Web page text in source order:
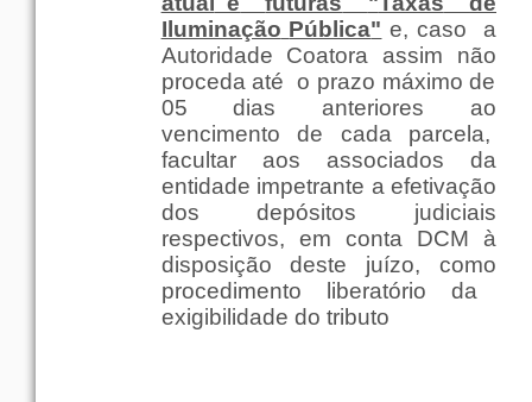
Iluminação Pública" e,caso
a
Autoridade Coatora assim
não
proceda até o prazo máximo de
05dias anteriores ao
vencimento de cada parcela,
facultaraos associados da
entidade impetrante a efetivação
dosdepósitos
judiciais
respectivos, em conta DCM à
disposição deste juízo,como
procedimento liberatório da
exigibilidade do tributo